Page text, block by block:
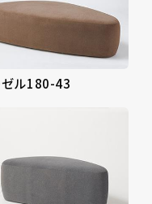
ル180-43